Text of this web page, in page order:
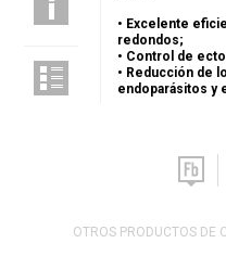
• Excelente
redondos;
• Control de
• Reducción de
endoparásitos y
OTROS PRODUCTOS DE